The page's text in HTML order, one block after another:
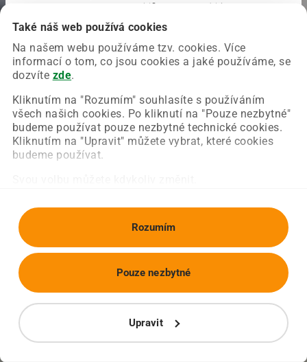
Také náš web používá cookies
Na našem webu používáme tzv. cookies. Více
informací o tom, co jsou cookies a jaké používáme, se
dozvíte zde.
Kliknutím na "Rozumím" souhlasíte s používáním
všech našich cookies. Po kliknutí na "Pouze nezbytné"
budeme používat pouze nezbytné technické cookies.
Kliknutím na "Upravit" můžete vybrat, které cookies
budeme používat.
Rozumím
Upravit
Pouze nezbytné
Chyba nastala na naší straně a už ji opravujeme.
Zkuste prosím znovu načíst požadovanou stránku.
Obnovit stránku Úvodní strana